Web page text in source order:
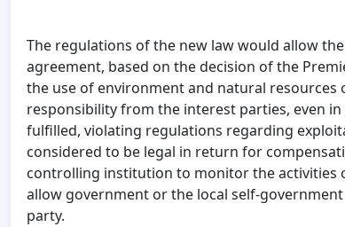
The regulations of the new law would allow
agreement, based on the decision of the
the use of environment and natural resources
responsibility from the interest parties, even
fulfilled, violating regulations regarding
considered to be legal in return for
controlling institution to monitor the activities
allow government or the local self-
party.